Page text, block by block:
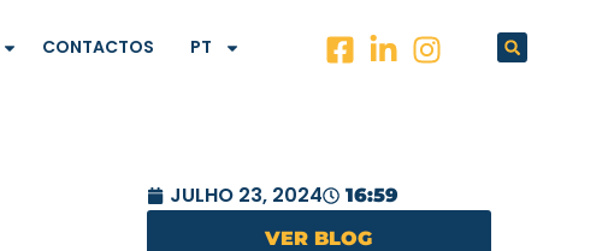
CONTACTOS PT
JULHO 23, 2024
16:59
VER BLOG